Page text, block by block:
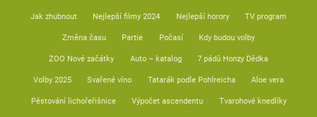
Jak zhubnout Nejlepší filmy 2024 Nejlepší horory TV program
Změna času Partie Počasí Kdy budou volby
ZOO Nové začátky Auto – katalog 7 pádů Honzy Dědka
Volby 2025 Svařené víno Tatarák podle Pohlreicha Aloe vera
Pěstování lichořeřišnice Výpočet ascendentu Tvarohové knedlíky